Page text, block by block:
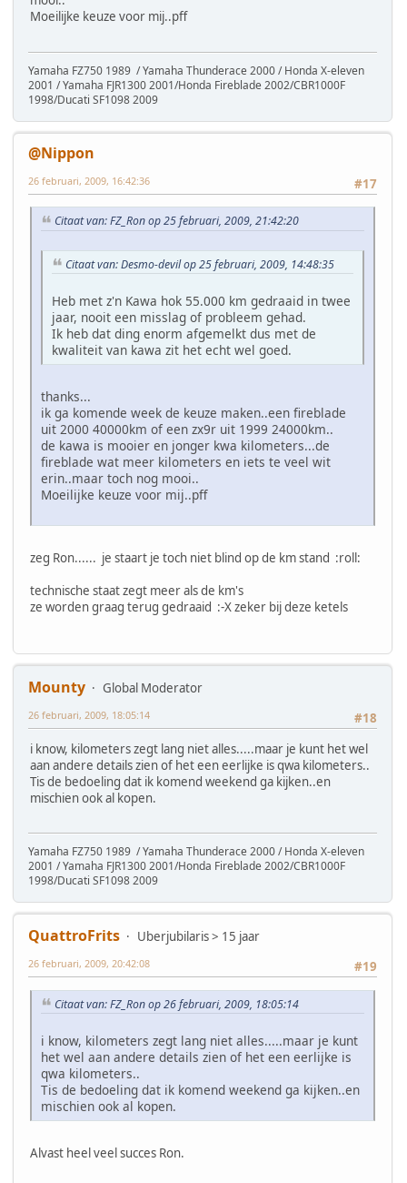
Moeilijke keuze voor mij..pff
Yamaha FZ750 1989 / Yamaha Thunderace 2000 / Honda X-eleven
2001 / Yamaha FJR1300 2001/Honda Fireblade 2002/CBR1000F
1998/Ducati SF1098 2009
@Nippon
#17
26 februari, 2009, 16:42:36
Citaat van: FZ_Ron op 25 februari, 2009, 21:42:20
Citaat van: Desmo-devil op 25 februari, 2009, 14:48:35
Heb met z'n Kawa hok 55.000 km gedraaid in twee
jaar, nooit een misslag of probleem gehad.
Ik heb dat ding enorm afgemelkt dus met de
kwaliteit van kawa zit het echt wel goed.
thanks...
ik ga komende week de keuze maken..een fireblade
uit 2000 40000km of een zx9r uit 1999 24000km..
de kawa is mooier en jonger kwa kilometers...de
fireblade wat meer kilometers en iets te veel wit
erin..maar toch nog mooi..
Moeilijke keuze voor mij..pff
zeg Ron...... je staart je toch niet blind op de km stand :roll:
technische staat zegt meer als de km's
ze worden graag terug gedraaid :-X zeker bij deze ketels
Mounty
Global Moderator
#18
26 februari, 2009, 18:05:14
i know, kilometers zegt lang niet alles.....maar je kunt het wel
aan andere details zien of het een eerlijke is qwa kilometers..
Tis de bedoeling dat ik komend weekend ga kijken..en
mischien ook al kopen.
Yamaha FZ750 1989 / Yamaha Thunderace 2000 / Honda X-eleven
2001 / Yamaha FJR1300 2001/Honda Fireblade 2002/CBR1000F
1998/Ducati SF1098 2009
QuattroFrits
Uberjubilaris > 15 jaar
#19
26 februari, 2009, 20:42:08
Citaat van: FZ_Ron op 26 februari, 2009, 18:05:14
i know, kilometers zegt lang niet alles.....maar je kunt
het wel aan andere details zien of het een eerlijke is
qwa kilometers..
Tis de bedoeling dat ik komend weekend ga kijken..en
mischien ook al kopen.
Alvast heel veel succes Ron.